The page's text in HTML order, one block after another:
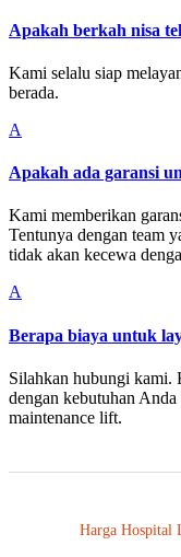
Apakah berkah nisa
Kami selalu siap
berada.
A
Apakah ada garansi
Kami memberikan
Tentunya dengan team
tidak akan kecewa
A
Berapa biaya untuk
Silahkan hubungi kami.
dengan kebutuhan
maintenance lift.
Harga Hospital